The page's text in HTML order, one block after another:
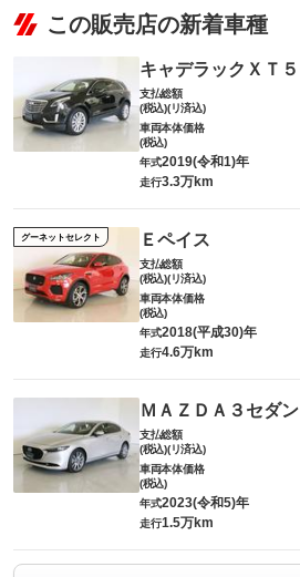
この販売店の新着車種
キャデラックＸＴ
支払総額
(税込)(リ済込)
車両本体価格
(税込)
年式2019(令和1)年
走行3.3万km
グーネットセレクト Ｅペイス
支払総額
(税込)(リ済込)
車両本体価格
(税込)
年式2018(平成30)年
走行4.6万km
ＭＡＺＤＡ３セダン
支払総額
(税込)(リ済込)
車両本体価格
(税込)
年式2023(令和5)年
走行1.5万km